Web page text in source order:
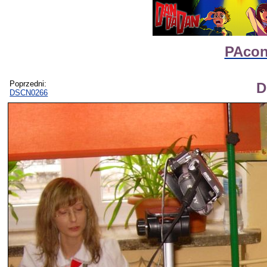
Poprzedni:
DSCN0266